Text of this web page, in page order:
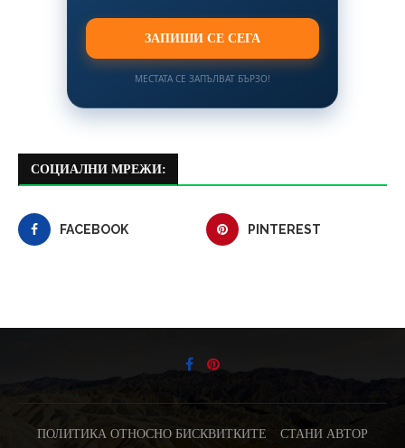
ЗАПИШИ СЕ СЕГА
МЕСТАТА СЕ ЗАПЪЛВАТ БЪРЗО!
СОЦИАЛНИ МРЕЖИ:
FACEBOOK PINTEREST
ПОЛИТИКА ОТНОСНО БИСКВИТКИТЕ СТАНИ АВТОР